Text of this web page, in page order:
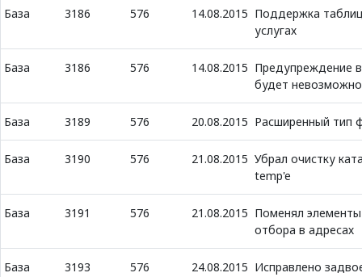
База 3186 576 14.08.2015 Поддержка
услугах
База 3186 576 14.08.2015 Предупреждение
будет
База 3189 576 20.08.2015 Расширенный тип
База 3190 576 21.08.2015 Убрал очистку
temp'e
База 3191 576 21.08.2015 Поменял
отбора в адресах
База 3193 576 24.08.2015 Исправлено